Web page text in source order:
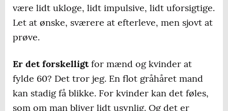
være lidt ukloge, lidt impulsive, lidt uforsigtige.
Let at ønske, sværere at efterleve, men sjovt at
prøve.
Er det forskelligtfor mænd og kvinder at
fylde 60? Det tror jeg. En flot gråhåret mand
kan stadig få blikke. For kvinder kan det føles,
som om man bliver lidt usynlig. Og det er